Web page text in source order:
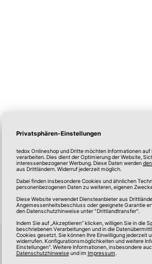
*Alle Preise in Euro, inkl.